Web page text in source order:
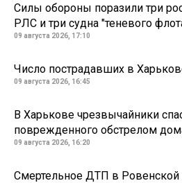
Силы обороны поразили три
РЛС и три судна "теневого
09 августа 2026, 17:10
Число пострадавших в
09 августа 2026, 16:45
В Харькове чрезвычайники
поврежденного обстрелом
09 августа 2026, 16:20
Смертельное ДТП в Ровенской